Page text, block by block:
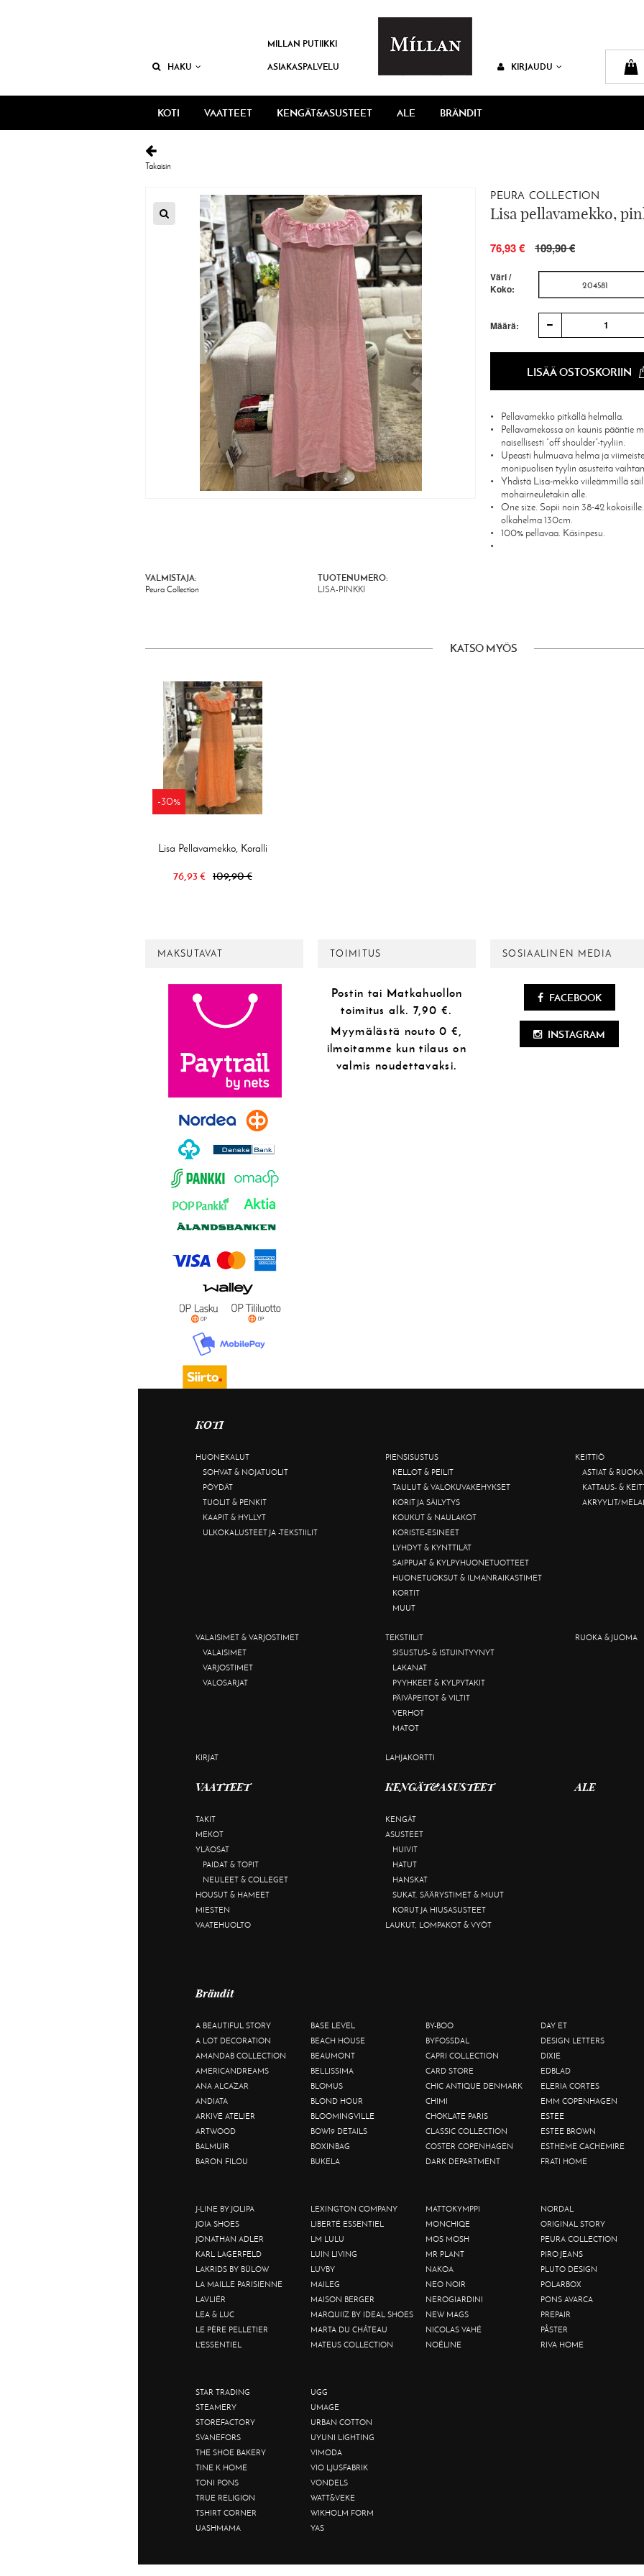
HAKU
MILLAN PUTIIKKI
ASIAKASPALVELU KIRJAUDU
KOTI VAATTEET KENGÄT&ASUSTEET ALE BRÄNDIT
Takaisin
PEURA COLLECTION
Lisa pellavamekko,
76,93 € 109,90 €
Väri /
Koko:
204581
Määrä: 1
LISÄÄ OSTOSKORIIN
Pellavamekko pitkällä helmalla.
Pellavamekossa on kaunis pääntie
naisellisesti ”off shoulder”-tyyliin.
Upeasti hulmuava helma ja
monipuolisen tyylin asusteita
Yhdistä Lisa-mekko viileämmillä
mohairneuletakin alle.
One size. Sopii noin 38-42
olkahelma 130cm.
100% pellavaa. Käsinpesu.
VALMISTAJA:
Peura Collection
TUOTENUMERO:
LISA-PINKKI
KATSO MYÖS
-30%
Lisa Pellavamekko, Koralli
76,93 € 109,90 €
MAKSUTAVAT TOIMITUS
Postin tai Matkahuollon
toimitus alk. 7,90 €.
Myymälästä nouto 0 €,
ilmoitamme kun tilaus on
valmis noudettavaksi.
SOSIAALINEN MEDIA
FACEBOOK
INSTAGRAM
KOTI
HUONEKALUT
SOHVAT & NOJATUOLIT
PÖYDÄT
TUOLIT & PENKIT
KAAPIT & HYLLYT
ULKOKALUSTEET JA -TEKSTIILIT
PIENSISUSTUS
KELLOT & PEILIT
TAULUT & VALOKUVAKEHYKSET
KORIT JA SÄILYTYS
KOUKUT & NAULAKOT
KORISTE-ESINEET
LYHDYT & KYNTTILÄT
SAIPPUAT & KYLPYHUONETUOTTEET
HUONETUOKSUT & ILMANRAIKASTIMET
KORTIT
MUUT
KEITTIÖ
ASTIAT &
KATTAUS- &
AKRYYLIT/
VALAISIMET & VARJOSTIMET
VALAISIMET
VARJOSTIMET
VALOSARJAT
TEKSTIILIT
SISUSTUS- & ISTUINTYYNYT
LAKANAT
PYYHKEET & KYLPYTAKIT
PÄIVÄPEITOT & VILTIT
VERHOT
MATOT
RUOKA & JUOMA
KIRJAT LAHJAKORTTI
VAATTEET
TAKIT
MEKOT
YLÄOSAT
PAIDAT & TOPIT
NEULEET & COLLEGET
HOUSUT & HAMEET
MIESTEN
VAATEHUOLTO
KENGÄT&ASUSTEET
KENGÄT
ASUSTEET
HUIVIT
HATUT
HANSKAT
SUKAT, SÄÄRYSTIMET & MUUT
KORUT JA HIUSASUSTEET
LAUKUT, LOMPAKOT & VYÖT
ALE
Brändit
A BEAUTIFUL STORY
A LOT DECORATION
AMANDAB COLLECTION
AMERICANDREAMS
ANA ALCAZAR
ANDIATA
ARKIVÉ ATELIER
ARTWOOD
BALMUIR
BARON FILOU
BASE LEVEL
BEACH HOUSE
BEAUMONT
BELLISSIMA
BLOMUS
BLOND HOUR
BLOOMINGVILLE
BOW19 DETAILS
BOXINBAG
BUKELA
BY-BOO
BYFOSSDAL
CAPRI COLLECTION
CARD STORE
CHIC ANTIQUE DENMARK
CHIMI
CHOKLATE PARIS
CLASSIC COLLECTION
COSTER COPENHAGEN
DARK DEPARTMENT
DAY ET
DESIGN LETTERS
DIXIE
EDBLAD
ELERIA CORTES
EMM COPENHAGEN
ESTEE
ESTEE BROWN
ESTHEME CACHEMIRE
FRATI HOME
J-LINE BY JOLIPA
JOIA SHOES
JONATHAN ADLER
KARL LAGERFELD
LAKRIDS BY BÜLOW
LA MAILLE PARISIENNE
LAVLIÉR
LEA & LUC
LE PÈRE PELLETIER
L'ESSENTIEL
LEXINGTON COMPANY
LIBERTÉ ESSENTIEL
LM LULU
LUIN LIVING
LUVBY
MAILEG
MAISON BERGER
MARQUIIZ BY IDEAL SHOES
MARTA DU CHÂTEAU
MATEUS COLLECTION
MATTOKYMPPI
MONCHIQE
MOS MOSH
MR PLANT
NAKOA
NEO NOIR
NEROGIARDINI
NEW MAGS
NICOLAS VAHÉ
NOÉLINE
NORDAL
ORIGINAL STORY
PEURA COLLECTION
PIRO JEANS
PLUTO DESIGN
POLARBOX
PONS AVARCA
PREPAIR
PÅSTER
RIVA HOME
STAR TRADING
STEAMERY
STOREFACTORY
SVANEFORS
THE SHOE BAKERY
TINE K HOME
TONI PONS
TRUE RELIGION
TSHIRT CORNER
UASHMAMA
UGG
UMAGE
URBAN COTTON
UYUNI LIGHTING
VIMODA
VIO LJUSFABRIK
VONDELS
WATT&VEKE
WIKHOLM FORM
YAS